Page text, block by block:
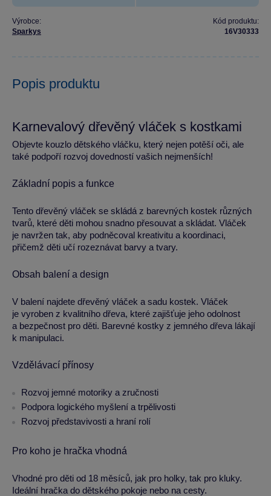
Výrobce:
Sparkys
Kód produktu:
16V30333
Popis produktu
Karnevalový dřevěný vláček s kostkami
Objevte kouzlo dětského vláčku, který nejen potěší oči, ale
také podpoří rozvoj dovedností vašich nejmenších!
Základní popis a funkce
Tento dřevěný vláček se skládá z barevných kostek různých
tvarů, které děti mohou snadno přesouvat a skládat. Vláček
je navržen tak, aby podněcoval kreativitu a koordinaci,
přičemž děti učí rozeznávat barvy a tvary.
Obsah balení a design
V balení najdete dřevěný vláček a sadu kostek. Vláček
je vyroben z kvalitního dřeva, které zajišťuje jeho odolnost
a bezpečnost pro děti. Barevné kostky z jemného dřeva lákají
k manipulaci.
Vzdělávací přínosy
Rozvoj jemné motoriky a zručnosti
Podpora logického myšlení a trpělivosti
Rozvoj představivosti a hraní rolí
Pro koho je hračka vhodná
Vhodné pro děti od 18 měsíců, jak pro holky, tak pro kluky.
Ideální hračka do dětského pokoje nebo na cesty.